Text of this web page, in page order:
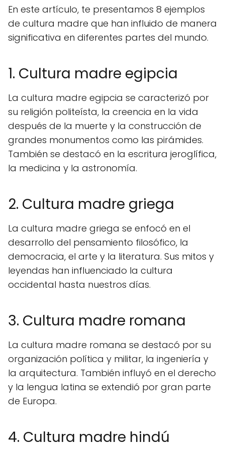
En este artículo, te presentamos 8 ejemplos
de cultura madre que han influido de manera
significativa en diferentes partes del mundo.
1. Cultura madre egipcia
La cultura madre egipcia se caracterizó por
su religión politeísta, la creencia en la vida
después de la muerte y la construcción de
grandes monumentos como las pirámides.
También se destacó en la escritura jeroglífica,
la medicina y la astronomía.
2. Cultura madre griega
La cultura madre griega se enfocó en el
desarrollo del pensamiento filosófico, la
democracia, el arte y la literatura. Sus mitos y
leyendas han influenciado la cultura
occidental hasta nuestros días.
3. Cultura madre romana
La cultura madre romana se destacó por su
organización política y militar, la ingeniería y
la arquitectura. También influyó en el derecho
y la lengua latina se extendió por gran parte
de Europa.
4. Cultura madre hindú